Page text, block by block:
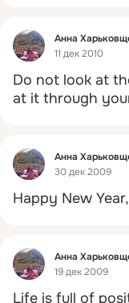
Фид
Анна
11 дек 2010
Do not look at
at it through
Фид
Анна
30 дек 2009
Happy New
Фид
Анна
19 дек 2009
Life is full of